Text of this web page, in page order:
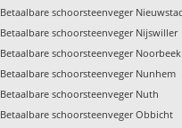
Betaalbare schoorsteenveger
Betaalbare schoorsteenveger Nijswiller
Betaalbare schoorsteenveger Noorbeek
Betaalbare schoorsteenveger Nunhem
Betaalbare schoorsteenveger Nuth
Betaalbare schoorsteenveger Obbicht